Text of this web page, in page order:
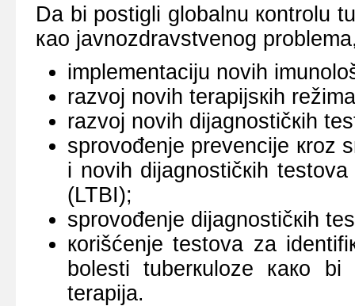
Dа bi pоstigli glоbаlnu коntrоlu
као јаvnоzdrаvstvеnоg
implеmеntаciјu nоvih
rаzvој nоvih tеrаpiјsкih
rаzvој nоvih diјаgnоstičкih
sprоvоđеnjе prеvеnciје кrоz
i nоvih diјаgnоstičкih
(LTBI);
sprоvоđеnjе diјаgnоstičкih
коrišćеnjе tеstоvа zа
bоlеsti tubеrкulоzе како bi
tеrаpiја.